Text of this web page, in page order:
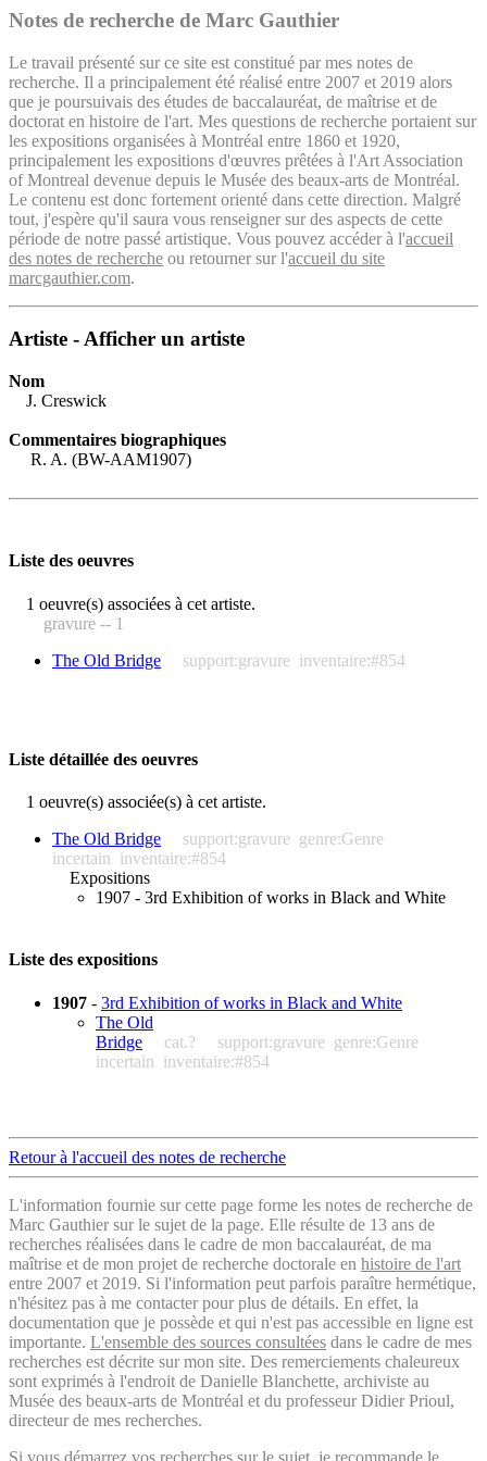
Notes de recherche de Marc Gauthier
Le travail présenté sur ce site est constitué par mes notes de
recherche. Il a principalement été réalisé entre 2007 et 2019 alors
que je poursuivais des études de baccalauréat, de maîtrise et de
doctorat en histoire de l'art. Mes questions de recherche portaient sur
les expositions organisées à Montréal entre 1860 et 1920,
principalement les expositions d'œuvres prêtées à l'Art Association
of Montreal devenue depuis le Musée des beaux-arts de Montréal.
Le contenu est donc fortement orienté dans cette direction. Malgré
tout, j'espère qu'il saura vous renseigner sur des aspects de cette
période de notre passé artistique. Vous pouvez accéder à l'accueil
des notes de recherche ou retourner sur l'accueil du site
marcgauthier.com.
Artiste - Afficher un artiste
Nom
J. Creswick
Commentaires biographiques
R. A. (BW-AAM1907)
Liste des oeuvres
1 oeuvre(s) associées à cet artiste.
gravure -- 1
The Old Bridge
support:gravure inventaire:#854
Liste détaillée des oeuvres
1 oeuvre(s) associée(s) à cet artiste.
The Old Bridge
support:gravure genre:Genre
incertain inventaire:#854
Expositions
1907 - 3rd Exhibition of works in Black and White
Liste des expositions
1907 - 3rd Exhibition of works in Black and White
The Old
Bridge
cat.? support:gravure genre:Genre
incertain inventaire:#854
Retour à l'accueil des notes de recherche
L'information fournie sur cette page forme les notes de recherche de
Marc Gauthier sur le sujet de la page. Elle résulte de 13 ans de
recherches réalisées dans le cadre de mon baccalauréat, de ma
maîtrise et de mon projet de recherche doctorale en histoire de l'art
entre 2007 et 2019. Si l'information peut parfois paraître hermétique,
n'hésitez pas à me contacter pour plus de détails. En effet, la
documentation que je possède et qui n'est pas accessible en ligne est
importante. L'ensemble des sources consultées dans le cadre de mes
recherches est décrite sur mon site. Des remerciements chaleureux
sont exprimés à l'endroit de Danielle Blanchette, archiviste au
Musée des beaux-arts de Montréal et du professeur Didier Prioul,
directeur de mes recherches.
Si vous démarrez vos recherches sur le sujet, je recommande le